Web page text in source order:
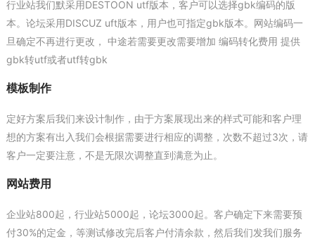
行业站我们默采用DESTOON utf版本，客户可以选择gbk编码的版
本。论坛采用DISCUZ uft版本，用户也可指定gbk版本。网站编码一
旦确定不再进行更改， 中途若需要更改需要增加 编码转化费用 提供
gbk转utf或者utf转gbk
模板制作
定好方案后我们来设计制作，由于方案展现出来的样式可能和客户理
想的方案有出入我们会根据需要进行相应的调整，次数不超过3次，请
客户一定要注意，不是无限次调整直到满意为止。
网站费用
企业站800起，行业站5000起，论坛3000起。客户确定下来需要预
付30%的定金，等测试修改完后客户付清余款，然后我们发我们服务